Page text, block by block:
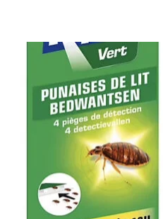
à la liste
de
souhaits